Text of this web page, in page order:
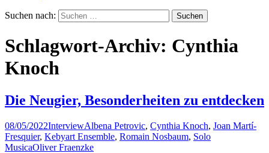
Suchen nach:
Schlagwort-Archiv: Cynthia
Knoch
Die Neugier, Besonderheiten zu entdecken
08/05/2022InterviewAlbena Petrovic, Cynthia Knoch, Joan Martí-
Fresquier, Kebyart Ensemble, Romain Nosbaum, Solo
MusicaOliver Fraenzke